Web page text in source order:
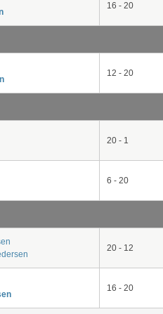
16 - 20
12 - 20
20 - 1
6 - 20
20 - 12
16 - 20